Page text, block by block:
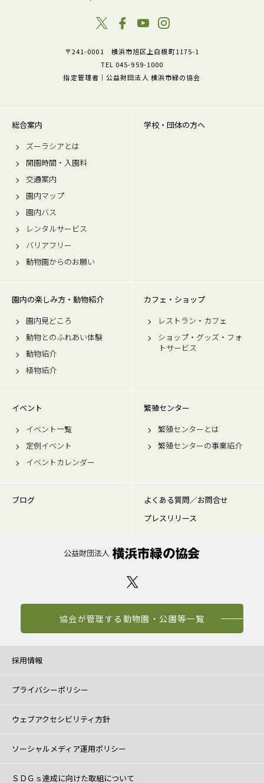
〒241-0001 横浜市旭区上白根町1175-1
TEL 045-959-1000
指定管理者｜公益財団法人 横浜市緑の協会
総合案内
ズーラシアとは
開園時間・入園料
交通案内
園内マップ
園内バス
レンタルサービス
バリアフリー
動物園からのお願い
学校・団体の方へ
園内の楽しみ方・動物紹介
園内見どころ
動物とのふれあい体験
動物紹介
植物紹介
カフェ・ショップ
レストラン・カフェ
ショップ・グッズ・フォ
トサービス
イベント
イベント一覧
定例イベント
イベントカレンダー
繁殖センター
繁殖センターとは
繁殖センターの事業紹介
ブログ
よくある質問／お問合せ
プレスリリース
協会が管理する動物園・公園等一覧
採用情報
プライバシーポリシー
ウェブアクセシビリティ方針
ソーシャルメディア運用ポリシー
ＳＤＧｓ達成に向けた取組について